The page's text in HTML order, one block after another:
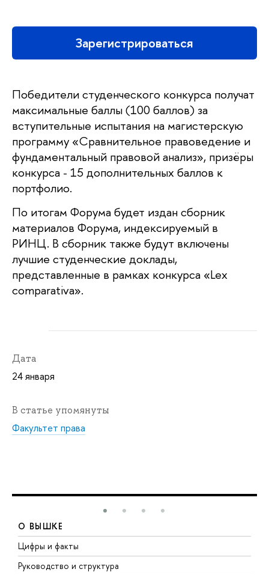
Зарегистрироваться
Победители студенческого конкурса получат
максимальные баллы (100 баллов) за
вступительные испытания на магистерскую
программу «Сравнительное правоведение и
фундаментальный правовой анализ», призёры
конкурса - 15 дополнительных баллов к
портфолио.
По итогам Форума будет издан сборник
материалов Форума, индексируемый в
РИНЦ. В сборник также будут включены
лучшие студенческие доклады,
представленные в рамках конкурса «Lex
comparativa».
Дата
24 января
В статье упомянуты
Факультет права
О ВЫШКЕ
Цифры и факты
Руководство и структура